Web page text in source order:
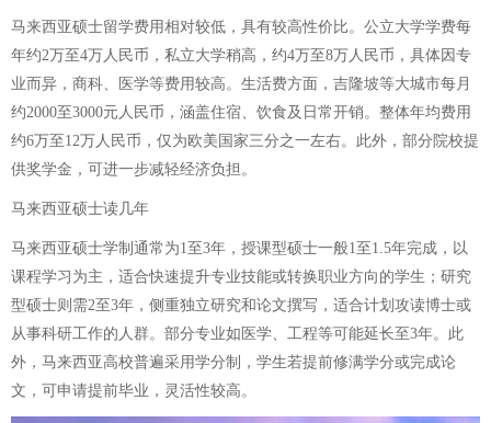
马来西亚硕士留学费用相对较低，具有较高性价比。公立大学学费每
年约2万至4万人民币，私立大学稍高，约4万至8万人民币，具体因专
业而异，商科、医学等费用较高。生活费方面，吉隆坡等大城市每月
约2000至3000元人民币，涵盖住宿、饮食及日常开销。整体年均费用
约6万至12万人民币，仅为欧美国家三分之一左右。此外，部分院校提
供奖学金，可进一步减轻经济负担。
马来西亚硕士读几年
马来西亚硕士学制通常为1至3年，授课型硕士一般1至1.5年完成，以
课程学习为主，适合快速提升专业技能或转换职业方向的学生；研究
型硕士则需2至3年，侧重独立研究和论文撰写，适合计划攻读博士或
从事科研工作的人群。部分专业如医学、工程等可能延长至3年。此
外，马来西亚高校普遍采用学分制，学生若提前修满学分或完成论
文，可申请提前毕业，灵活性较高。